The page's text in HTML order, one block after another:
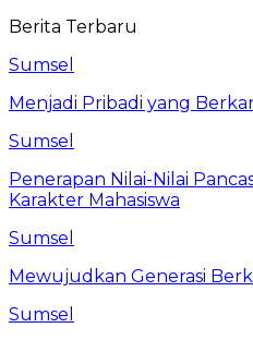
Berita Terbaru
Sumsel
Menjadi Pribadi yang
Sumsel
Penerapan Nilai-Nilai
Karakter Mahasiswa
Sumsel
Mewujudkan Generasi
Sumsel